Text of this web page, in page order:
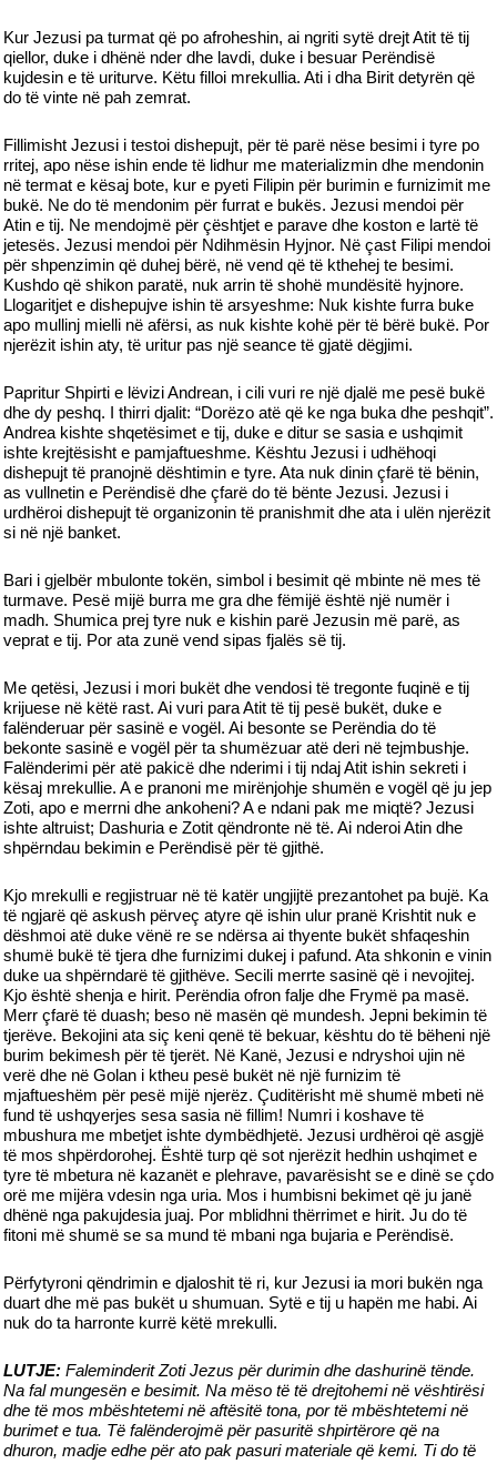
Kur Jezusi pa turmat që po afroheshin, ai ngriti sytë drejt Atit të tij
qiellor, duke i dhënë nder dhe lavdi, duke i besuar Perëndisë
kujdesin e të uriturve. Këtu filloi mrekullia. Ati i dha Birit detyrën që
do të vinte në pah zemrat.
Fillimisht Jezusi i testoi dishepujt, për të parë nëse besimi i tyre po
rritej, apo nëse ishin ende të lidhur me materializmin dhe mendonin
në termat e kësaj bote, kur e pyeti Filipin për burimin e furnizimit me
bukë. Ne do të mendonim për furrat e bukës. Jezusi mendoi për
Atin e tij. Ne mendojmë për çështjet e parave dhe koston e lartë të
jetesës. Jezusi mendoi për Ndihmësin Hyjnor. Në çast Filipi mendoi
për shpenzimin që duhej bërë, në vend që të kthehej te besimi.
Kushdo që shikon paratë, nuk arrin të shohë mundësitë hyjnore.
Llogaritjet e dishepujve ishin të arsyeshme: Nuk kishte furra buke
apo mullinj mielli në afërsi, as nuk kishte kohë për të bërë bukë. Por
njerëzit ishin aty, të uritur pas një seance të gjatë dëgjimi.
Papritur Shpirti e lëvizi Andrean, i cili vuri re një djalë me pesë bukë
dhe dy peshq. I thirri djalit: “Dorëzo atë që ke nga buka dhe peshqit”.
Andrea kishte shqetësimet e tij, duke e ditur se sasia e ushqimit
ishte krejtësisht e pamjaftueshme. Kështu Jezusi i udhëhoqi
dishepujt të pranojnë dështimin e tyre. Ata nuk dinin çfarë të bënin,
as vullnetin e Perëndisë dhe çfarë do të bënte Jezusi. Jezusi i
urdhëroi dishepujt të organizonin të pranishmit dhe ata i ulën njerëzit
si në një banket.
Bari i gjelbër mbulonte tokën, simbol i besimit që mbinte në mes të
turmave. Pesë mijë burra me gra dhe fëmijë është një numër i
madh. Shumica prej tyre nuk e kishin parë Jezusin më parë, as
veprat e tij. Por ata zunë vend sipas fjalës së tij.
Me qetësi, Jezusi i mori bukët dhe vendosi të tregonte fuqinë e tij
krijuese në këtë rast. Ai vuri para Atit të tij pesë bukët, duke e
falënderuar për sasinë e vogël. Ai besonte se Perëndia do të
bekonte sasinë e vogël për ta shumëzuar atë deri në tejmbushje.
Falënderimi për atë pakicë dhe nderimi i tij ndaj Atit ishin sekreti i
kësaj mrekullie. A e pranoni me mirënjohje shumën e vogël që ju jep
Zoti, apo e merrni dhe ankoheni? A e ndani pak me miqtë? Jezusi
ishte altruist; Dashuria e Zotit qëndronte në të. Ai nderoi Atin dhe
shpërndau bekimin e Perëndisë për të gjithë.
Kjo mrekulli e regjistruar në të katër ungjijtë prezantohet pa bujë. Ka
të ngjarë që askush përveç atyre që ishin ulur pranë Krishtit nuk e
dëshmoi atë duke vënë re se ndërsa ai thyente bukët shfaqeshin
shumë bukë të tjera dhe furnizimi dukej i pafund. Ata shkonin e vinin
duke ua shpërndarë të gjithëve. Secili merrte sasinë që i nevojitej.
Kjo është shenja e hirit. Perëndia ofron falje dhe Frymë pa masë.
Merr çfarë të duash; beso në masën që mundesh. Jepni bekimin të
tjerëve. Bekojini ata siç keni qenë të bekuar, kështu do të bëheni një
burim bekimesh për të tjerët. Në Kanë, Jezusi e ndryshoi ujin në
verë dhe në Golan i ktheu pesë bukët në një furnizim të
mjaftueshëm për pesë mijë njerëz. Çuditërisht më shumë mbeti në
fund të ushqyerjes sesa sasia në fillim! Numri i koshave të
mbushura me mbetjet ishte dymbëdhjetë. Jezusi urdhëroi që asgjë
të mos shpërdorohej. Është turp që sot njerëzit hedhin ushqimet e
tyre të mbetura në kazanët e plehrave, pavarësisht se e dinë se çdo
orë me mijëra vdesin nga uria. Mos i humbisni bekimet që ju janë
dhënë nga pakujdesia juaj. Por mblidhni thërrimet e hirit. Ju do të
fitoni më shumë se sa mund të mbani nga bujaria e Perëndisë.
Përfytyroni qëndrimin e djaloshit të ri, kur Jezusi ia mori bukën nga
duart dhe më pas bukët u shumuan. Sytë e tij u hapën me habi. Ai
nuk do ta harronte kurrë këtë mrekulli.
LUTJE: Faleminderit Zoti Jezus për durimin dhe dashurinë tënde.
Na fal mungesën e besimit. Na mëso të të drejtohemi në vështirësi
dhe të mos mbështetemi në aftësitë tona, por të mbështetemi në
burimet e tua. Të falënderojmë për pasuritë shpirtërore që na
dhuron, madje edhe për ato pak pasuri materiale që kemi. Ti do të